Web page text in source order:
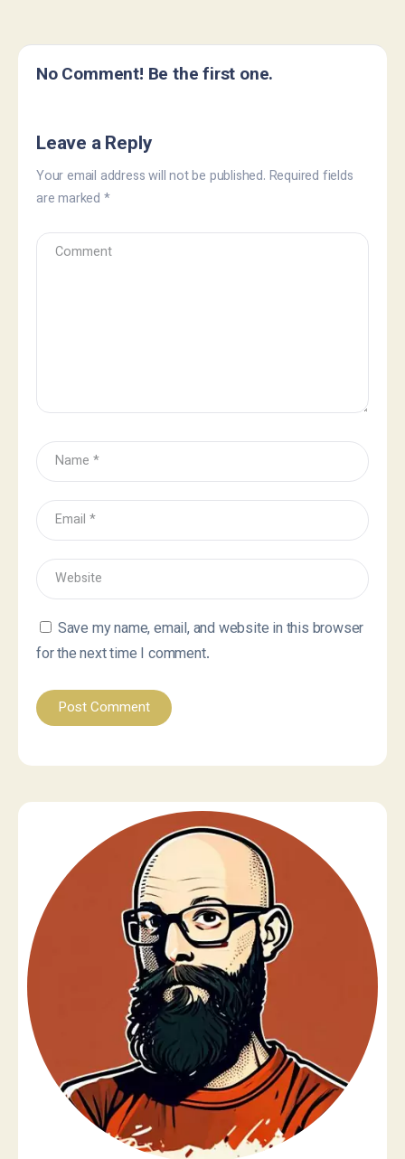
No Comment! Be the first one.
Leave a Reply
Your email address will not be published. Required fields
are marked *
Save my name, email, and website in this browser
for the next time I comment.